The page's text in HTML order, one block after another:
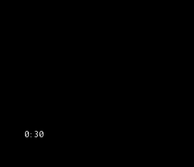
0:30